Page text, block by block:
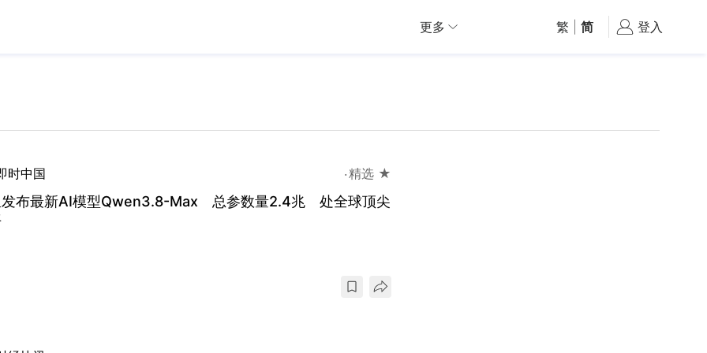
更多 繁 简 登入
时中国 精选 ★
发布最新AI模型Qwen3.8-Max 总参数量2.4兆 处全球顶尖